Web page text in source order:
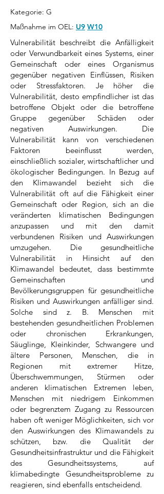
Kategorie: G
Maßnahme im OEL: U9 W10
Vulnerabilität beschreibt die Anfälligkeit
oder Verwundbarkeit eines Systems, einer
Gemeinschaft oder eines Organismus
gegenüber negativen Einflüssen, Risiken
oder Stressfaktoren. Je höher die
Vulnerabilität, desto empfindlicher ist das
betroffene Objekt oder die betroffene
Gruppe gegenüber Schäden oder
negativen Auswirkungen. Die
Vulnerabilität kann von verschiedenen
Faktoren beeinflusst werden,
einschließlich sozialer, wirtschaftlicher und
ökologischer Bedingungen. In Bezug auf
den Klimawandel bezieht sich die
Vulnerabilität oft auf die Fähigkeit einer
Gemeinschaft oder Region, sich an die
veränderten klimatischen Bedingungen
anzupassen und mit den damit
verbundenen Risiken und Auswirkungen
umzugehen. Die gesundheitliche
Vulnerabilität in Hinsicht auf den
Klimawandel bedeutet, dass bestimmte
Gemeinschaften und
Bevölkerungsgruppen für gesundheitliche
Risiken und Auswirkungen anfälliger sind.
Solche sind z. B. Menschen mit
bestehenden gesundheitlichen Problemen
oder chronischen Erkrankungen,
Säuglinge, Kleinkinder, Schwangere und
ältere Personen, Menschen, die in
Regionen mit extremer Hitze,
Überschwemmungen, Stürmen oder
anderen klimatischen Extremen leben,
Menschen mit niedrigem Einkommen
oder begrenztem Zugang zu Ressourcen
haben oft weniger Möglichkeiten, sich vor
den Auswirkungen des Klimawandels zu
schützen, bzw. die Qualität der
Gesundheitsinfrastruktur und die Fähigkeit
des Gesundheitssystems, auf
klimabedingte Gesundheitsprobleme zu
reagieren, sind ebenfalls entscheidend.